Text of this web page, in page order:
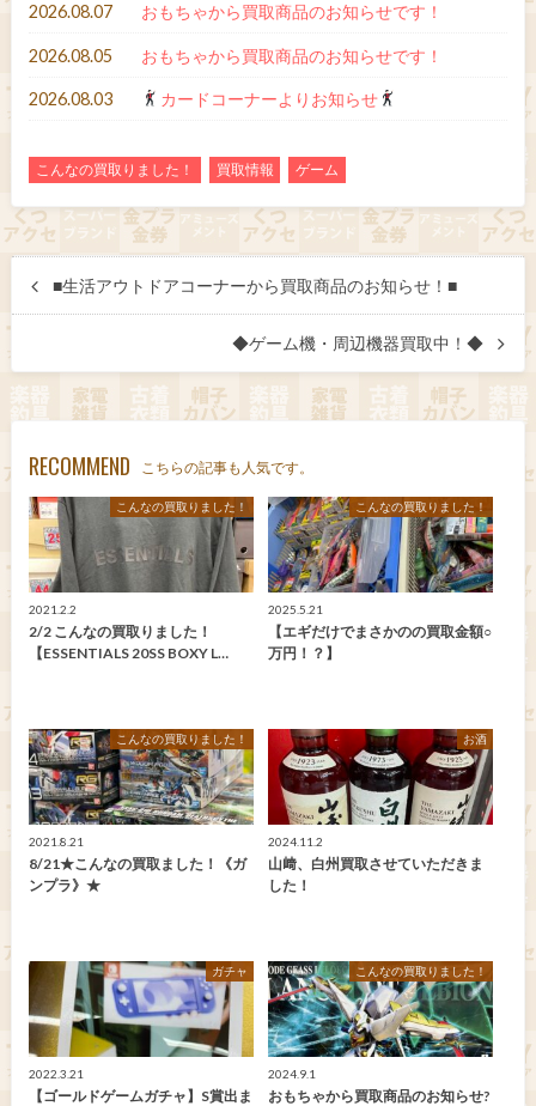
2026.08.07 おもちゃから買取商品のお知らせです！
2026.08.05 おもちゃから買取商品のお知らせです！
2026.08.03 カードコーナーよりお知らせ
こんなの買取りました！ 買取情報 ゲーム
■生活アウトドアコーナーから買取商品のお知らせ！■
◆ゲーム機・周辺機器買取中！◆
RECOMMEND こちらの記事も人気です。
こんなの買取りました！
2021.2.2
2/2 こんなの買取りました！
【ESSENTIALS 20SS BOXY L…
こんなの買取りました！
2025.5.21
【エギだけでまさかのの買取金額○
万円！？】
こんなの買取りました！
2021.8.21
8/21★こんなの買取ました！《ガ
ンプラ》★
お酒
2024.11.2
山﨑、白州買取させていただきま
した！
ガチャ
2022.3.21
【ゴールドゲームガチャ】S賞出ま
こんなの買取りました！
2024.9.1
おもちゃから買取商品のお知らせ?